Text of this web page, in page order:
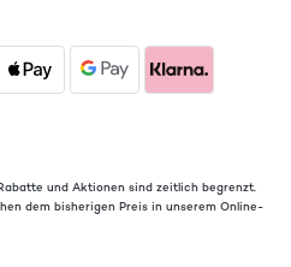
und Aktionen sind zeitlich begrenzt.
dem bisherigen Preis in unserem Online-